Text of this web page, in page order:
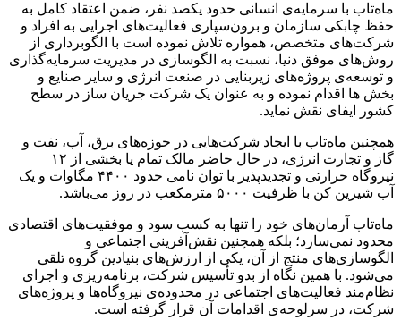
ماه‌تاب با سرمایه‌ی انسانی حدود یکصد نفر، ضمن اعتقاد کامل به
حفظ چابکی سازمان و برون‌سپاری فعالیت‌های اجرایی به افراد و
شرکت‌های متخصص، همواره تلاش نموده است با الگوبرداری از
روش‌های موفق دنیا، نسبت به الگوسازی در مدیریت سرمایه‌گذاری
و توسعه‌ی پروژه‌های زیربنایی در صنعت انرژی و سایر صنایع و
بخش ها اقدام نموده و به عنوان یک شرکت جریان ساز در سطح
کشور ایفای نقش نماید.
همچنین ماه‌تاب با ایجاد شرکت‌هایی در حوزه‌های برق، آب، نفت و
گاز و تجارت انرژی، در حال حاضر مالک تمام یا بخشی از ۱۲
نیروگاه حرارتی و تجدیدپذیر با توان نامی حدود ۴۴۰۰ مگاوات و یک
آب شیرین کن با ظرفیت ۵۰۰۰ مترمکعب در روز می‌باشد.
ماه‌تاب آرمان‌های خود را تنها به کسب سود و موفقیت‌های اقتصادی
محدود نمی‌سازد؛ بلکه همچنین نقش‌آفرینی اجتماعی و
الگوسازی‌های منتج از آن، یکی از ارزش‌های بنیادین گروه تلقی
می‌شود. با همین نگاه از بدو تأسیس شرکت، برنامه‌ریزی و اجرای
نظام‌مند فعالیت‌های اجتماعی در محدوده‌ی نیروگاه‌ها و پروژه‌های
شرکت، در سرلوحه‌ی اقدامات آن قرار گرفته است.